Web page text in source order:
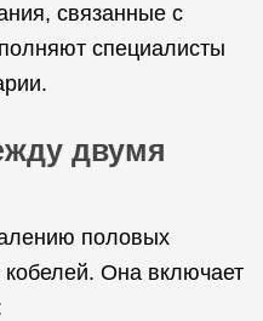
связанные с
специалисты
двумя
половых
кобелей. Она включает